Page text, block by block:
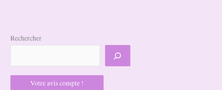
Rechercher
Votre avis compte !